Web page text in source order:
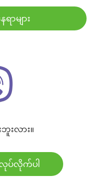
ာများ
းလား။
ပ်လိုက်ပါ